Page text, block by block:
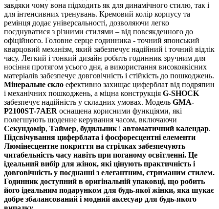
завдяки чому вона підходить як для динамічного стилю, так і
для інтенсивних тренувань. Кремовий колір корпусу та
ремінця додає універсальності, дозволяючи легко
поєднуватися з різними стилями – від повсякденного до
офіційного. Головне серце годинника - точний японський
кварцовий механізм, який забезпечує надійний і точний відлік
часу. Легкий і тонкий дизайн робить годинник зручним для
носіння протягом усього дня, а використання високоякісних
матеріалів забезпечує довговічність і стійкість до пошкоджень.
Мінеральне скло ефективно захищає циферблат від подряпин
і механічних пошкоджень, а міцна конструкція G-SHOCK
забезпечує надійність у складних умовах. Модель GMA-
P2100ST-7AER оснащена корисними функціями, які
полегшують щоденне керування часом, включаючи
Секундомір, Таймер, будильник і автоматичний календар.
Підсвічування циферблата і фосфоресцентні елементи
Люмінесцентне покриття на стрілках забезпечують
читабельність часу навіть при поганому освітленні. Це
ідеальний вибір для жінок, які цінують практичність і
довговічність у поєднанні з елегантним, стриманим стилем.
Годинник доступний в оригінальній упаковці, що робить
його ідеальним подарунком для будь-якої жінки, яка шукає
добре збалансований і модний аксесуар для будь-якого